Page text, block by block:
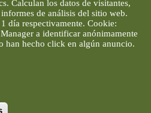
de elclickverde ©. No se
ni imágenes sin permiso de
Calculan los datos de visitantes,
de análisis del sitio web.
día respectivamente. Cookie:
a identificar anónimamente
han hecho click en algún anuncio.